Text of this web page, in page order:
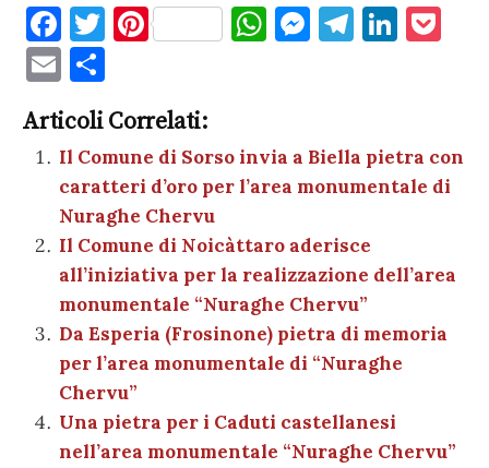
F
a
c
e
b
o
o
k
T
te
r
Pi
es
t
W
A
p
p
M
g
er
T
a
m
Li
dI
n
et
E
m
ai
l
o
n
di
vi
di
Articoli Correlati:
Il Comune di Sorso invia a Biella pietra con
caratteri d’oro per l’area monumentale di
Nuraghe Chervu
Il Comune di Noicàttaro aderisce
all’iniziativa per la realizzazione dell’area
monumentale “Nuraghe Chervu”
Da Esperia (Frosinone) pietra di memoria
per l’area monumentale di “Nuraghe
Chervu”
Una pietra per i Caduti castellanesi
nell’area monumentale “Nuraghe Chervu”